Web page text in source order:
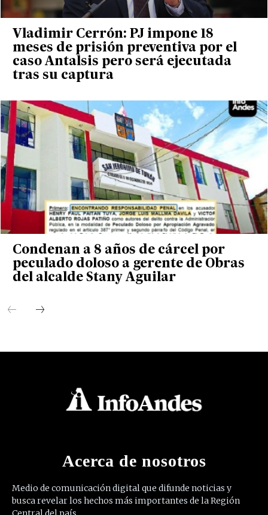
Vladimir Cerrón: PJ impone 18
meses de prisión preventiva por el
caso Antalsis pero será ejecutada
tras su captura
Condenan a 8 años de cárcel por
peculado doloso a gerente de Obras
del alcalde Stany Aguilar
Acerca de nosotros
Medio de comunicación digital que difunde noticias y
busca revelar los hechos más importantes de la Región